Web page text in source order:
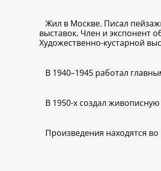
Жил в Москве. Писал
выставок. Член и экспонент
Художественно-кустарной
В 1940–1945 работал
В 1950-х создал
Произведения находятся